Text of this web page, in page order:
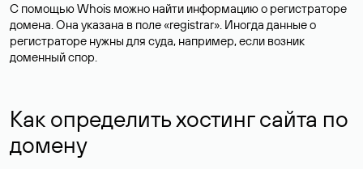
С помощью Whois можно найти информацию о регистраторе
домена. Она указана в поле «registrar». Иногда данные о
регистраторе нужны для суда, например, если возник
доменный спор.
Как определить хостинг сайта по
домену